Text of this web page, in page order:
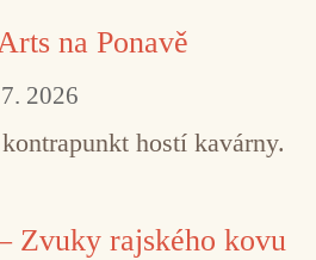
na Ponavě
2026
hostí kavárny.
Zvuky rajského kovu